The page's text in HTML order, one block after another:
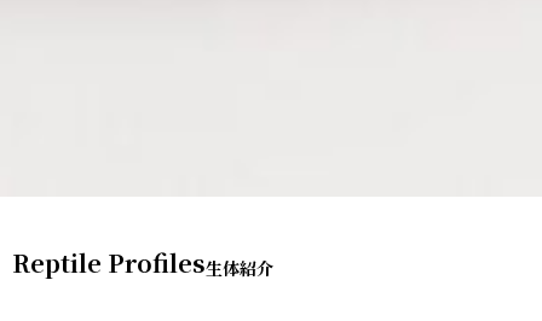
Reptile Profiles